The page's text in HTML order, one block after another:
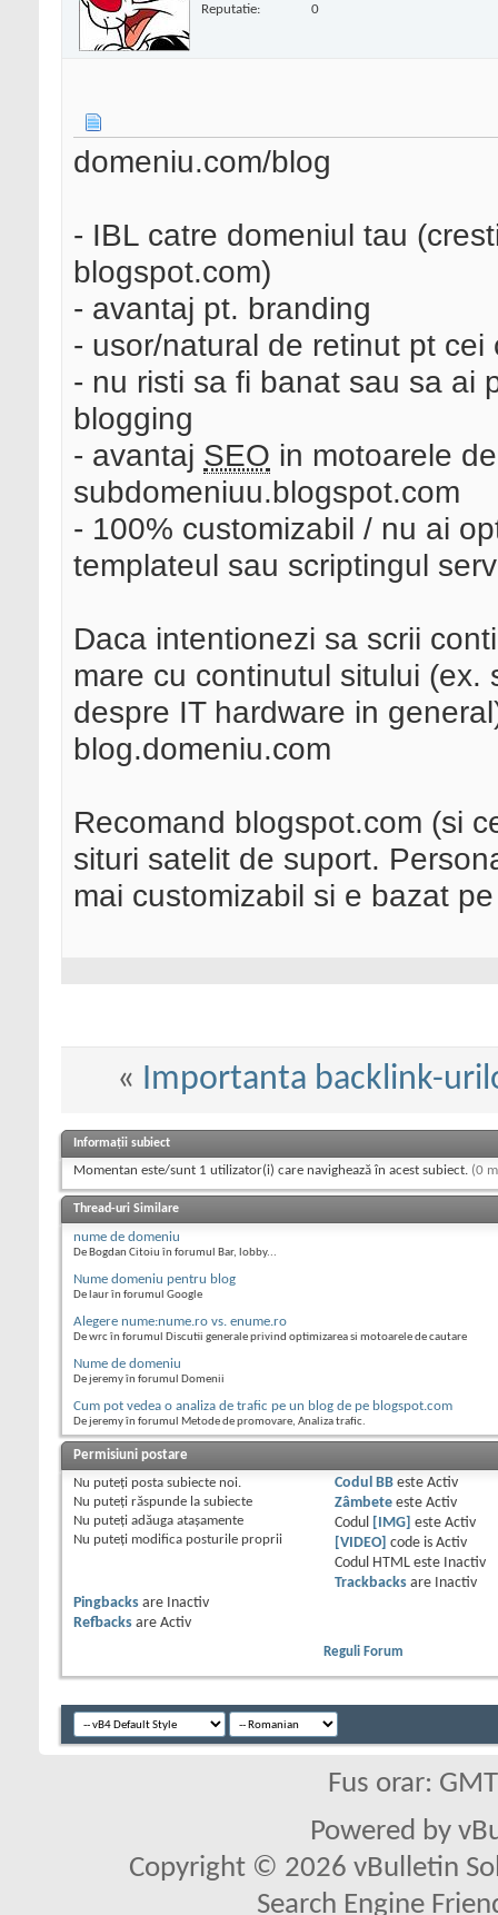
Reputatie: 0
domeniu.com/blog
- IBL catre domeniul tau
blogspot.com)
- avantaj pt. branding
- usor/natural de retinut pt cei
- nu risti sa fi banat sau sa ai
blogging
- avantaj SEO in motoarele
subdomeniuu.blogspot.com
- 100% customizabil / nu ai
templateul sau scriptingul
Daca intentionezi sa scrii
mare cu continutul sitului
despre IT hardware in
blog.domeniu.com
Recomand blogspot.com (si
situri satelit de suport.
mai customizabil si e bazat
« Importanta backlink-
Informații subiect
Momentan este/sunt 1 utilizator(i) care navighează în acest subiect. (0
Thread-uri Similare
nume de domeniu
De Bogdan Citoiu în forumul Bar, lobby...
Nume domeniu pentru blog
De laur în forumul Google
Alegere nume:nume.ro vs. enume.ro
De wrc în forumul Discutii generale privind optimizarea si motoarele de cautare
Nume de domeniu
De jeremy în forumul Domenii
Cum pot vedea o analiza de trafic pe un blog de pe blogspot.com
De jeremy în forumul Metode de promovare, Analiza trafic.
Permisiuni postare
Nu puteţi posta subiecte noi.
Nu puteţi răspunde la subiecte
Nu puteţi adăuga ataşamente
Nu puteţi modifica posturile proprii
Codul BBeste Activ
Zâmbeteeste Activ
Codul
[IMG] este Activ
[VIDEO]
code is Activ
Codul HTML este
Inactiv
Trackbacksare
Inactiv
Pingbacks are
Inactiv
Refbacks are Activ
Reguli Forum
Fus orar:
Powered by
Copyright © 2026 vBulletin
Search Engine